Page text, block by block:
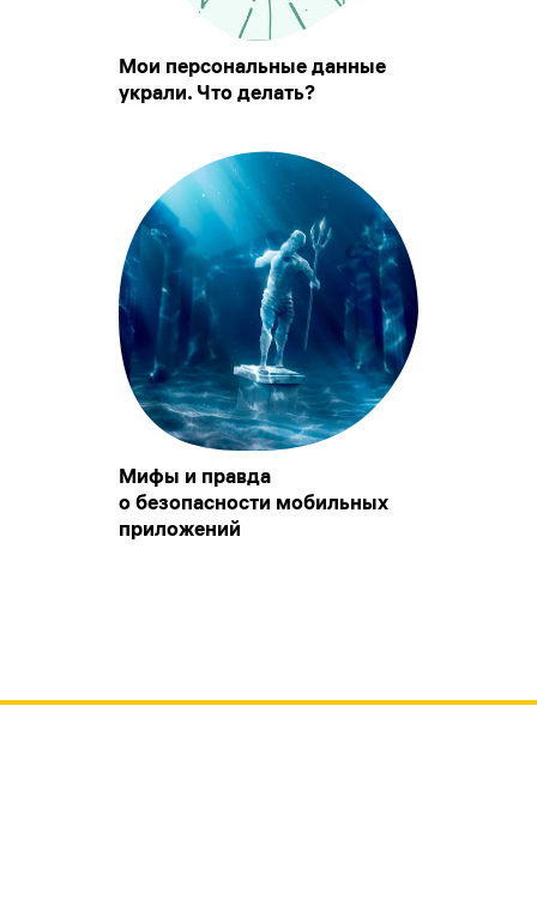
Мои персональные данные
украли. Что делать?
Мифы и правда
о безопасности мобильных
приложений